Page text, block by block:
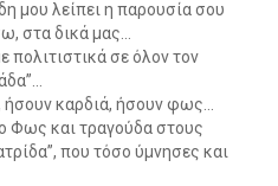
μου λείπει η παρουσία σου
στα δικά μας…
πολιτιστικά σε όλον τον
καρδιά, ήσουν φως…
Φως και τραγούδα στους
που τόσο ύμνησες και